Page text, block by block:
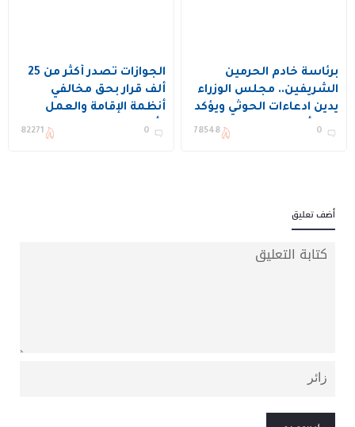
برئاسة خادم الحرمين
الشريفين.. مجلس الوزراء
يدين ادعاءات الحوثي ويؤكد
دعم أمن المنطقة
0
78548
الجوازات تصدر أكثر من 25
ألف قرار بحق مخالفي
أنظمة الإقامة والعمل
وأمن الحدود
0
82271
أضف تعليق